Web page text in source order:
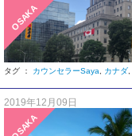
OSAKA
タグ ： カウンセラーSaya, カナダ,
2019年12月09日
OSAKA